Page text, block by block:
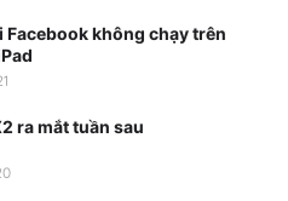
Facebook không chạy trên
ra mắt tuần sau